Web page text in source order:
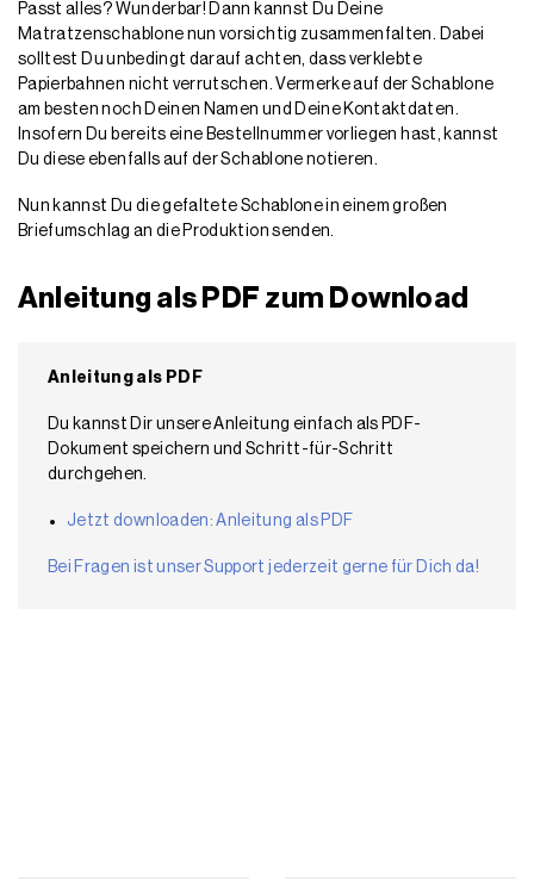
Passt alles? Wunderbar! Dann kannst Du Deine
Matratzenschablone nun vorsichtig zusammenfalten. Dabei
solltest Du unbedingt darauf achten, dass verklebte
Papierbahnen nicht verrutschen. Vermerke auf der Schablone
am besten noch Deinen Namen und Deine Kontaktdaten.
Insofern Du bereits eine Bestellnummer vorliegen hast, kannst
Du diese ebenfalls auf der Schablone notieren.
Nun kannst Du die gefaltete Schablone in einem großen
Briefumschlag an die Produktion senden.
Anleitung als PDF zum Download
Anleitung als PDF
Du kannst Dir unsere Anleitung einfach als PDF-
Dokument speichern und Schritt-für-Schritt
durchgehen.
Jetzt downloaden: Anleitung als PDF
Bei Fragen ist unser Support jederzeit gerne für Dich da!